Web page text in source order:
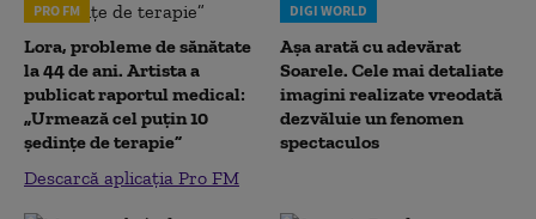
PRO FM
Lora, probleme de sănătate
la 44 de ani. Artista a
publicat raportul medical:
„Urmează cel puțin 10
ședințe de terapie”
Descarcă aplicația Pro FM
DIGI WORLD
Așa arată cu adevărat
Soarele. Cele mai detaliate
imagini realizate vreodată
dezvăluie un fenomen
spectaculos